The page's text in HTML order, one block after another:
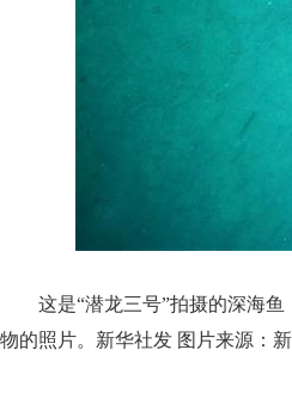
这是“潜龙三号”拍摄的深海
物的照片。新华社发 图片来源：